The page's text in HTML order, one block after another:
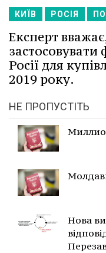
КИЇВ РОСІЯ
Експерт
застосовувати
Росії для
2019 року.
НЕ ПРОПУСТІТЬ
Нова